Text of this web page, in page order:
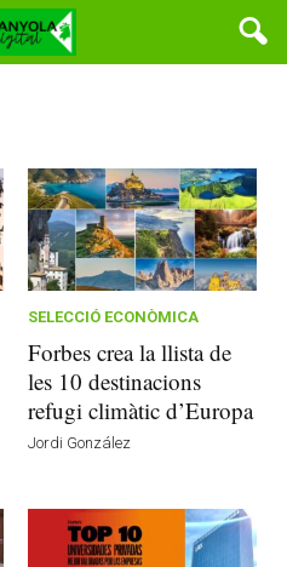
SELECCIÓ ECONÒMICA
Forbes crea la llista de
les 10 destinacions
refugi climàtic d’Europa
Jordi González